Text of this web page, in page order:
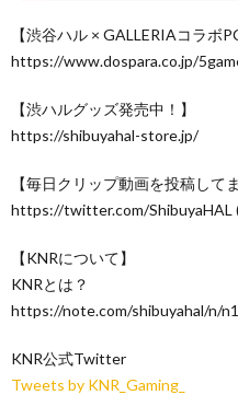
【渋谷ハル × GALLERIAコラボ
https://www.dospara.co.jp/
【渋ハルグッズ発売中！】
https://shibuyahal-store.jp/
【毎日クリップ動画を投稿して
https://twitter.com/ShibuyaHAL
【KNRについて】
KNRとは？
https://note.com/shibuyahal/n/
KNR公式Twitter
Tweets by KNR_Gaming_